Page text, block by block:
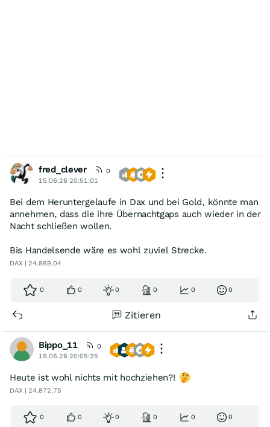
fred_clever
0
15.06.26 20:51:01
Bei dem Heruntergelaufe in Dax und bei Gold, könnte man
annehmen, dass die ihre Übernachtgaps auch wieder in der
Nacht schließen wollen.
Bis Handelsende wäre es wohl zuviel Strecke.
DAX | 24.869,04
0 0 0 0 0 0
Zitieren
Bippo_11
0
15.06.26 20:05:25
Heute ist wohl nichts mit hochziehen?!
DAX | 24.872,75
0 0 0 0 0 0